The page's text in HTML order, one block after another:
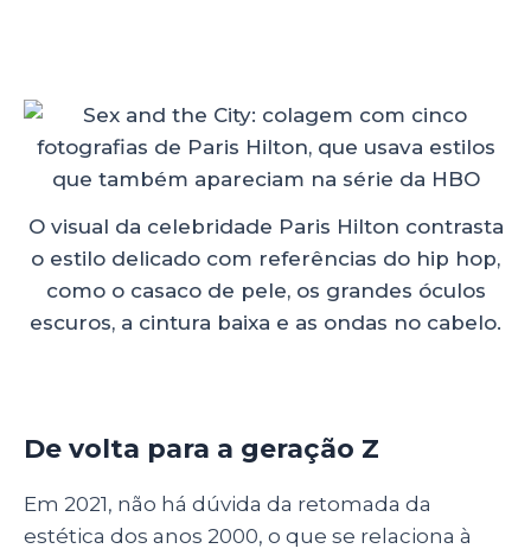
O visual da celebridade Paris Hilton contrasta
o estilo delicado com referências do hip hop,
como o casaco de pele, os grandes óculos
escuros, a cintura baixa e as ondas no cabelo.
De volta para a geração Z
Em 2021, não há dúvida da retomada da
estética dos anos 2000, o que se relaciona à